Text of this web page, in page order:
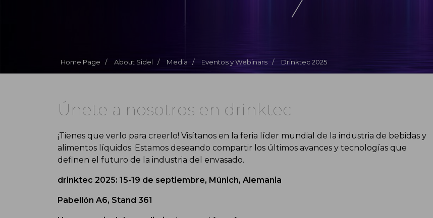
Home Page / About Sidel / Media / Eventos y Webinars / Drinktec 2025
Únete a nosotros en drinktec
¡Tienes que verlo para creerlo! Visítanos en la feria líder mundial de la industria de bebidas y
alimentos líquidos. Estamos deseando compartir los últimos avances y tecnologías que
definen el futuro de la industria del envasado.
drinktec 2025: 15-19 de septiembre, Múnich, Alemania
Pabellón A6, Stand 361